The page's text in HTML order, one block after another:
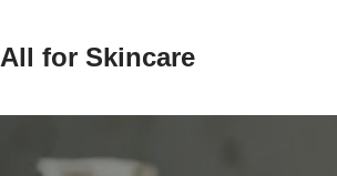
All for Skincare